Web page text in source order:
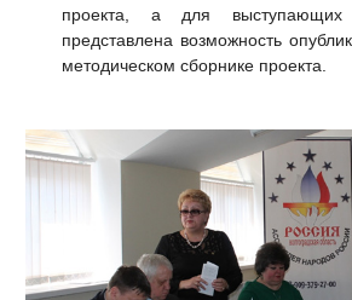
проекта, а для выступающих
представлена возможность
методическом сборнике проекта.